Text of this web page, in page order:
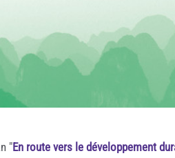
"En route vers le développement